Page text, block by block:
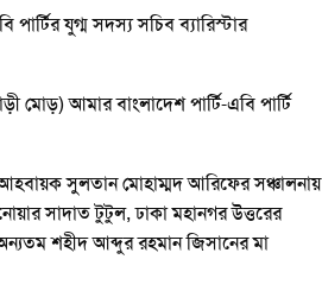
যুগ্ম সদস্য সচিব ব্যারিস্টার
মোড়) আমার বাংলাদেশ পার্টি-এবি পার্টি
সুলতান মোহাম্মদ আরিফের সঞ্চালনায়
সাদাত টুটুল, ঢাকা মহানগর উত্তরের
শহীদ আব্দুর রহমান জিসানের মা